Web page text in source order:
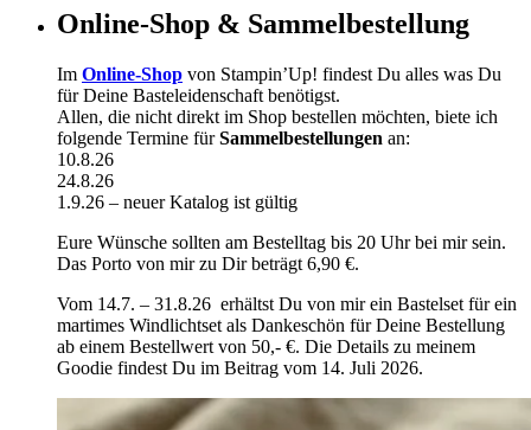
Online-Shop & Sammelbestellung
Im Online-Shop von Stampin’Up! findest Du alles was Du
für Deine Basteleidenschaft benötigst.
Allen, die nicht direkt im Shop bestellen möchten, biete ich
folgende Termine fürSammelbestellungen an:
10.8.26
24.8.26
1.9.26 – neuer Katalog ist gültig
Eure Wünsche sollten am Bestelltag bis 20 Uhr bei mir sein.
Das Porto von mir zu Dir beträgt 6,90 €.
Vom 14.7. – 31.8.26 erhältst Du von mir ein Bastelset für ein
martimes Windlichtset als Dankeschön für Deine Bestellung
ab einem Bestellwert von 50,- €. Die Details zu meinem
Goodie findest Du im Beitrag vom 14. Juli 2026.